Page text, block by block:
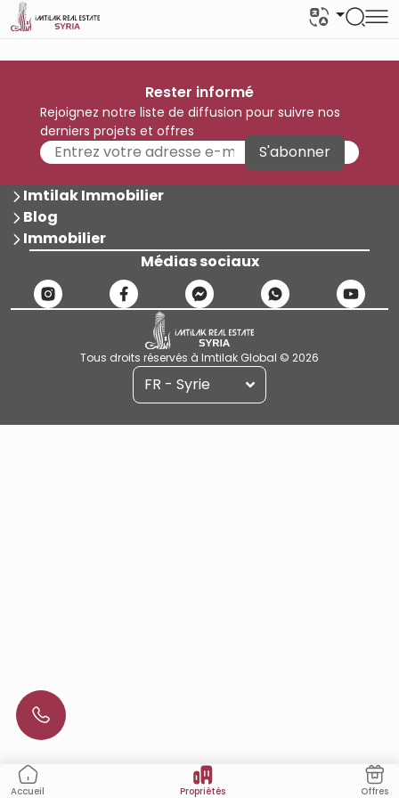
Accueil Propriétés Offres
Rester informé
Rejoignez notre liste de diffusion pour suivre nos
derniers projets et offres
S'abonner
Imtilak Immobilier
Blog
Immobilier
Médias sociaux
Tous droits réservés à Imtilak Global © 2026
FR - Syrie